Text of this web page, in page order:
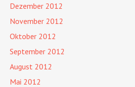
Dezember 2012
November 2012
Oktober 2012
September 2012
August 2012
Mai 2012